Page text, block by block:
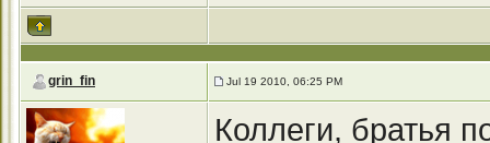
grin_fin Jul 19 2010, 06:25 PM
Коллеги, братья